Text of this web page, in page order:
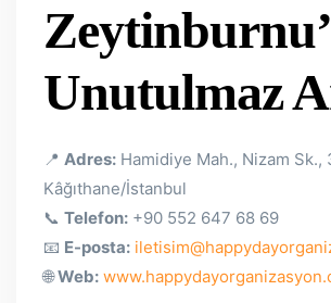
Unutulmaz
📍 Adres: Hamidiye Mah., Nizam
Kâğıthane/İstanbul
📞 Telefon: +90 552 647 68 69
📧 E-posta:
🌐Web: